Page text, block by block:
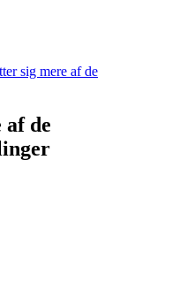
sig mere af de
af de